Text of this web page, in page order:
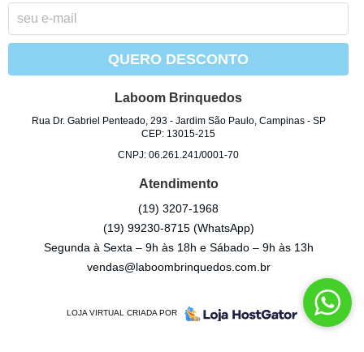
QUERO DESCONTO
Laboom Brinquedos
Rua Dr. Gabriel Penteado, 293- Jardim São Paulo, Campinas- SP
CEP: 13015-215
CNPJ: 06.261.241/0001-70
Atendimento
(19) 3207-1968
(19) 99230-8715 (WhatsApp)
Segunda à Sexta – 9h às 18h e Sábado – 9h às 13h
vendas@laboombrinquedos.com.br
LOJA VIRTUAL CRIADA POR